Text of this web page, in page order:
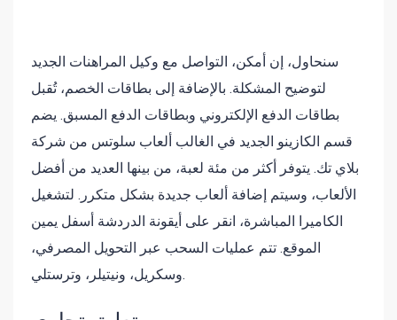
سنحاول، إن أمكن، التواصل مع وكيل المراهنات الجديد
لتوضيح المشكلة. بالإضافة إلى بطاقات الخصم، تُقبل
بطاقات الدفع الإلكتروني وبطاقات الدفع المسبق. يضم
قسم الكازينو الجديد في الغالب ألعاب سلوتس من شركة
بلاي تك. يتوفر أكثر من مئة لعبة، من بينها العديد من أفضل
الألعاب، وسيتم إضافة ألعاب جديدة بشكل متكرر. لتشغيل
الكاميرا المباشرة، انقر على أيقونة الدردشة أسفل يمين
الموقع. تتم عمليات السحب عبر التحويل المصرفي،
وسكريل، ونيتيلر، وترستلي.